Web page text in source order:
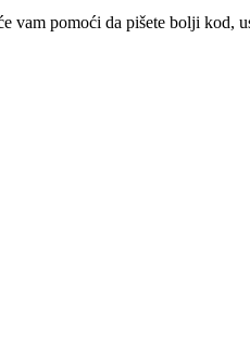
vam pomoći da pišete bolji kod,